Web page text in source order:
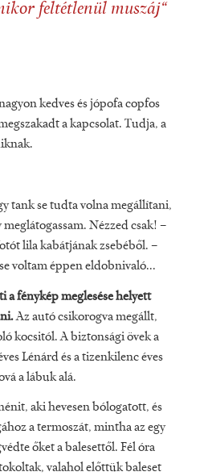
feltétlenül muszáj“
kedves és jópofa copfos
a kapcsolat. Tudja, a
tank se tudta volna megállítani,
Nézzed csak! –
lila kabátjának zsebéből. –
voltam éppen eldobnivaló...
a fénykép meglesése helyett
Az autó csikorogva megállt,
kocsitól. A biztonsági övek a
Lénárd és a tizenkilenc éves
a lábuk alá.
aki hevesen bólogatott, és
a termoszát, mintha az egy
őket a balesettől. Fél óra
valahol előttük baleset